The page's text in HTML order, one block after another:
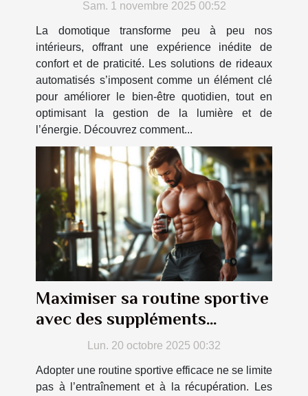
Sam. 1 novembre 2025 00:52
La domotique transforme peu à peu nos
intérieurs, offrant une expérience inédite de
confort et de praticité. Les solutions de rideaux
automatisés s’imposent comme un élément clé
pour améliorer le bien-être quotidien, tout en
optimisant la gestion de la lumière et de
l’énergie. Découvrez comment...
Maximiser sa routine sportive
avec des suppléments
naturelsLun. 20 octobre 2025 00:32
Adopter une routine sportive efficace ne se limite
pas à l’entraînement et à la récupération. Les